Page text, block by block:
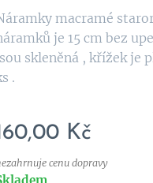
macramé
je 15 cm bez
skleněná , křížek je
.
Kč
cenu dopravy